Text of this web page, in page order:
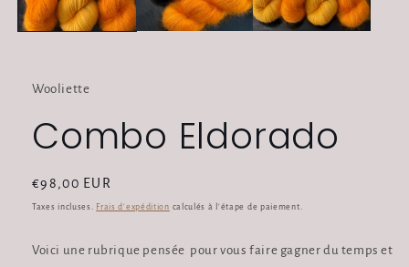
Wooliette
Combo Eldorado
Prix
habituel
€98,00 EUR
Taxes incluses. Frais d'expédition calculés à l'étape de paiement.
Voici une rubrique pensée pour vous faire gagner du temps et